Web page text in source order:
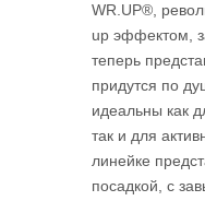
WR.UP®,
up эффектом,
теперь
придутся по
идеальны как
так и для
линейке
посадкой, с